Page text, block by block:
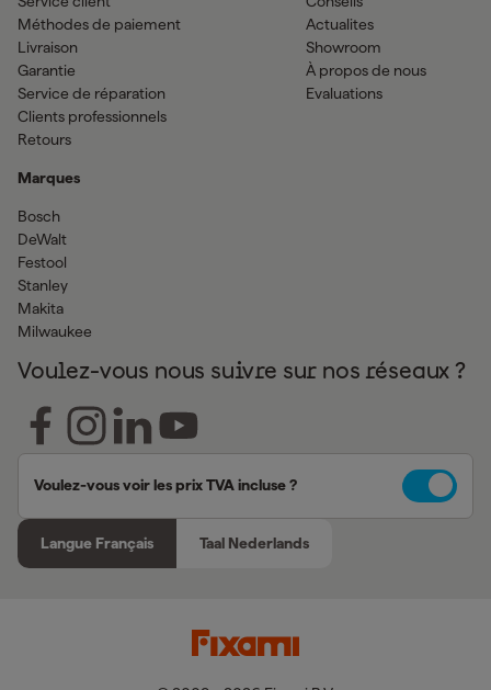
Méthodes de paiement
Livraison
Garantie
Service de réparation
Clients professionnels
Retours
Marques
Bosch
DeWalt
Festool
Stanley
Makita
Milwaukee
Actualites
Showroom
À propos de nous
Evaluations
Voulez-vous nous suivre sur nos réseaux ?
Voulez-vous voir les prix TVA incluse ?
Langue Français Taal Nederlands